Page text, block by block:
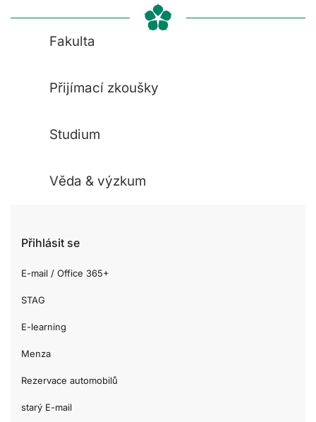
Fakulta
Přijímací zkoušky
Studium
Věda & výzkum
Přihlásit se
E-mail / Office 365+
STAG
E-learning
Menza
Rezervace automobilů
starý E-mail